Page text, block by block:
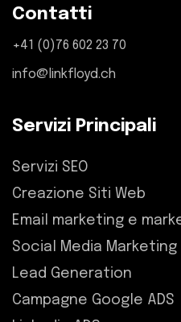
Contatti
+41 (0)76 602 23 70
info@linkfloyd.ch
Servizi Principali
Servizi SEO
Creazione Siti Web
Email marketing e
Social Media Marketing
Lead Generation
Campagne Google ADS